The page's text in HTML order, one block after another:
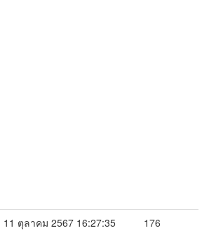
11 ตุลาคม 2567 16:27:35 176